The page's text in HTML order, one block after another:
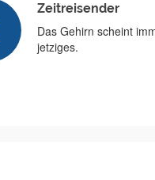
Zeitreisender
Das Gehirn scheint
jetziges.